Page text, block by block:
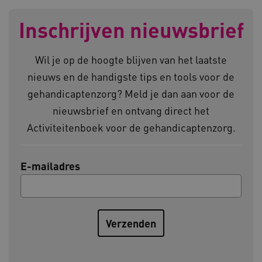
Inschrijven nieuwsbrief
Wil je op de hoogte blijven van het laatste
nieuws en de handigste tips en tools voor de
gehandicaptenzorg? Meld je dan aan voor de
nieuwsbrief en ontvang direct het
Activiteitenboek voor de gehandicaptenzorg.
E-mailadres
__Secure-
ROLLOUT_TOKEN
.youtube.com
vilans.blueconic.net